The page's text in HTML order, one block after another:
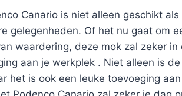
Canario is niet alleen geschikt
gelegenheden. Of het nu gaat om
waardering, deze mok zal zeker
aan je werkplek . Niet alleen is
het is ook een leuke toevoeging